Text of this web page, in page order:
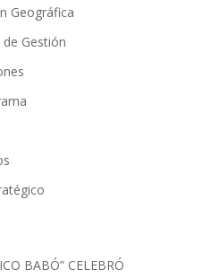
Geográfica
Gestión
BABÓ” CELEBRÓ